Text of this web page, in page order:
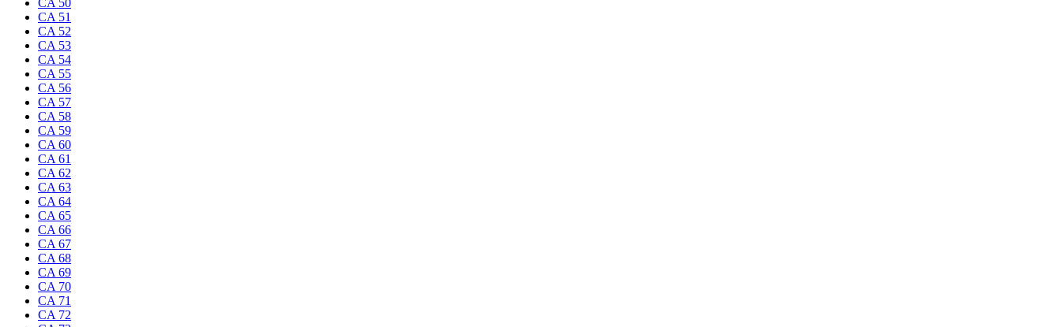
CA 51
CA 52
CA 53
CA 54
CA 55
CA 56
CA 57
CA 58
CA 59
CA 60
CA 61
CA 62
CA 63
CA 64
CA 65
CA 66
CA 67
CA 68
CA 69
CA 70
CA 71
CA 72